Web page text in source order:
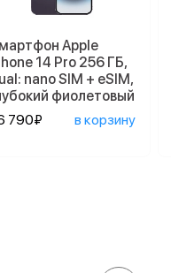
Apple
14 Pro 256 ГБ,
nano SIM + eSIM,
фиолетовый
790₽
в корзину